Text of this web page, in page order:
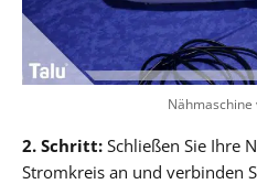
2. Schritt: Schließen Sie Ihre
Stromkreis an und verbinden